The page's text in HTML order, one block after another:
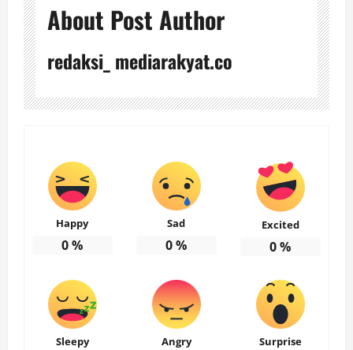
About Post Author
redaksi_ mediarakyat.co
Happy
0%
Sad
0%
Excited
0%
Sleepy Angry Surprise